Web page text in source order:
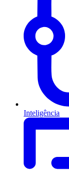
Inteligência